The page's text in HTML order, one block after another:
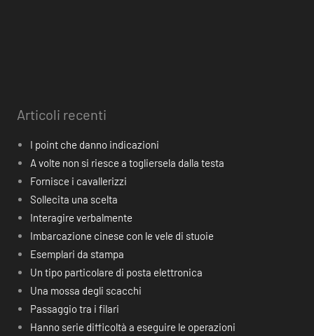
Articoli recenti
I point che danno indicazioni
A volte non si riesce a togliersela dalla testa
Fornisce i cavallerizzi
Sollecita una scelta
Interagire verbalmente
Imbarcazione cinese con le vele di stuoie
Esemplari da stampa
Un tipo particolare di posta elettronica
Una mossa degli scacchi
Passaggio tra i filari
Hanno serie difficoltà a eseguire le operazioni